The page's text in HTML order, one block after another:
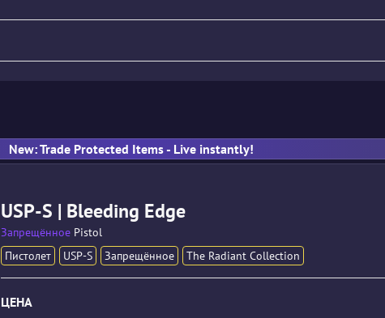
New: Trade Protected Items - Live instantly!
USP-S | Bleeding Edge
Запрещённое Pistol
Пистолет
USP-S Запрещённое The Radiant Collection
ЦЕНА